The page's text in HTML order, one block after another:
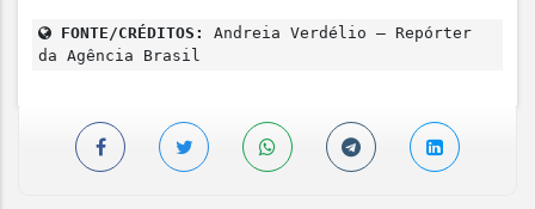
FONTE/CRÉDITOS:
Andreia Verdélio – Repórter
da Agência Brasil